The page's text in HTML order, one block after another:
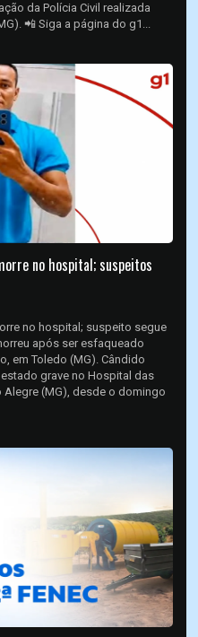
da Polícia Civil realizada
📲 Siga a página do g1...
no hospital; suspeitos
no hospital; suspeito segue
após ser esfaqueado
em Toledo (MG). Cândido
grave no Hospital das
Alegre (MG), desde o domingo